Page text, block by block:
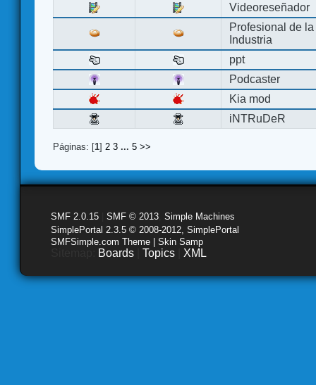
Videoreseñador
Profesional de la
Industria
ppt
Podcaster
Kia mod
iNTRuDeR
Páginas: [1] 2 3 ... 5 >>
SMF 2.0.15 SMF © 2013 Simple Machines
SimplePortal 2.3.5 © 2008-2012, SimplePortal
SMFSimple.com Theme | Skin Samp
Boards Topics XML